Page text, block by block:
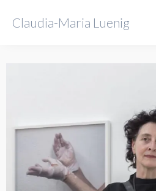
Claudia-Maria Luenig